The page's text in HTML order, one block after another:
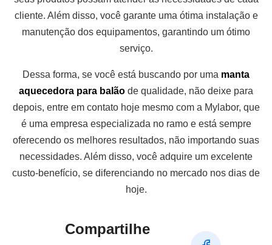
cliente. Além disso, você garante uma ótima instalação e
manutenção dos equipamentos, garantindo um ótimo
serviço.
Dessa forma, se você está buscando por uma manta
aquecedora para balão de qualidade, não deixe para
depois, entre em contato hoje mesmo com a Mylabor, que
é uma empresa especializada no ramo e está sempre
oferecendo os melhores resultados, não importando suas
necessidades. Além disso, você adquire um excelente
custo-benefício, se diferenciando no mercado nos dias de
hoje.
Compartilhe